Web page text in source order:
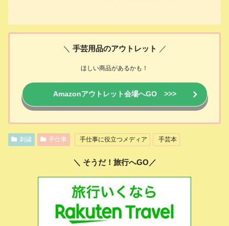
＼ 手芸用品のアウトレット ／
ほしい商品があるかも！
Amazonアウトレット会場へGO >>>
刺繍 手仕事 手仕事に役立つメディア 手芸本
＼ そうだ！旅行へGO／